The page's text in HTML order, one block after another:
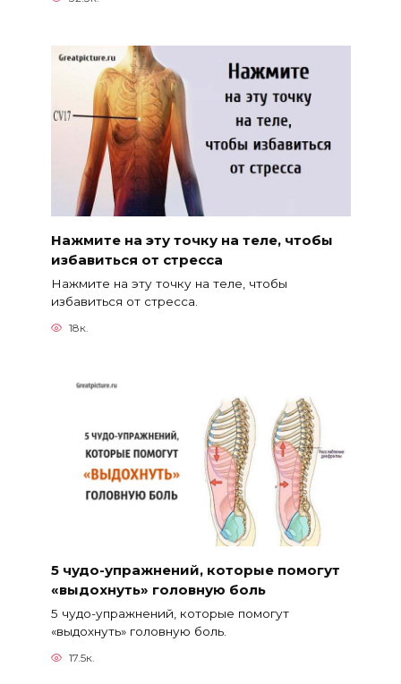
Нажмите на эту точку на теле, чтобы
избавиться от стресса
Нажмите на эту точку на теле, чтобы
избавиться от стресса.
18к.
5 чудо-упражнений, которые помогут
«выдохнуть» головную боль
5 чудо-упражнений, которые помогут
«выдохнуть» головную боль.
17.5к.